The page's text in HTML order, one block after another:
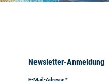
Newsletter-Anmeldung
E-Mail-Adresse*